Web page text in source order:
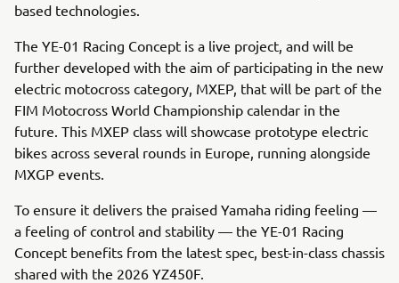
based technologies.
The YE-01 Racing Concept is a live project, and will be
further developed with the aim of participating in the new
electric motocross category, MXEP, that will be part of the
FIM Motocross World Championship calendar in the
future. This MXEP class will showcase prototype electric
bikes across several rounds in Europe, running alongside
MXGP events.
To ensure it delivers the praised Yamaha riding feeling —
a feeling of control and stability — the YE-01 Racing
Concept benefits from the latest spec, best-in-class chassis
shared with the 2026 YZ450F.